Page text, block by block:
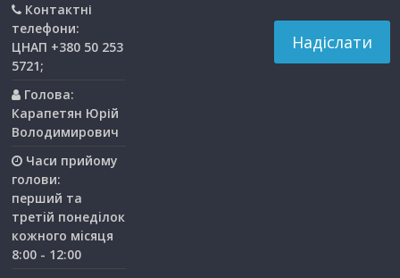
Контактні
телефони:
ЦНАП +380 50 253
5721;
Голова:
Карапетян Юрій
Володимирович
Часи прийому
голови:
перший та
третiй понедiлок
кожного мiсяця
8:00 - 12:00